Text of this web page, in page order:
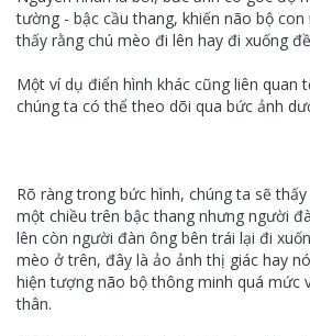
tường - bậc cầu thang, khiến não bộ
thấy rằng chú mèo đi lên hay đi xuống
Một ví dụ điển hình khác cũng liên quan
chúng ta có thể theo dõi qua bức ảnh
Rõ ràng trong bức hình, chúng ta sẽ
một chiều trên bậc thang nhưng người
lên còn người đàn ông bên trái lại đi
mèo ở trên, đây là ảo ảnh thị giác hay
hiện tượng não bộ thông minh quá mức
thân.